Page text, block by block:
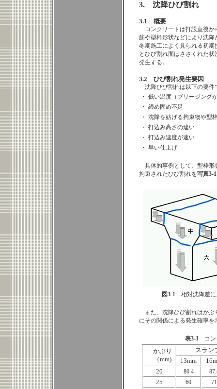
3. 沈降ひび割れ
3.1 概要
コンクリートは打設直後
筋や型枠形状などにより沈
冬期施工によく見られる初
とひび割れ面はささくれた
発生する。
3.2 ひび割れ発生要因
沈降ひび割れは以下の要件
・
低い温度（ブリージング
・
締め固め不足
・
沈降を妨げる拘束物や型
・
打込み高さの違い
・
打込み速度が速い
・
早い仕上げ
具体的事例として、型枠
拘束されたひび割れを写真3-1
図3-1相対沈降差に
また、沈降ひび割れはか
にその関係による発生確率を
表3-1 コン
かぶり
（mm)
スラン
13mm
20
80.4
25
60
71